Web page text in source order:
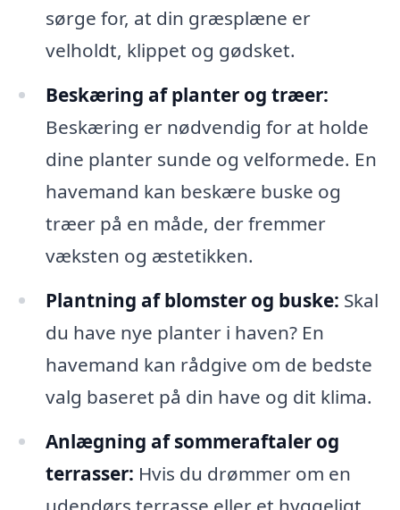
sørge for, at din græsplæne er
velholdt, klippet og gødsket.
Beskæring af planter og træer:
Beskæring er nødvendig for at holde
dine planter sunde og velformede. En
havemand kan beskære buske og
træer på en måde, der fremmer
væksten og æstetikken.
Plantning af blomster og buske: Skal
du have nye planter i haven? En
havemand kan rådgive om de bedste
valg baseret på din have og dit klima.
Anlægning af sommeraftaler og
terrasser: Hvis du drømmer om en